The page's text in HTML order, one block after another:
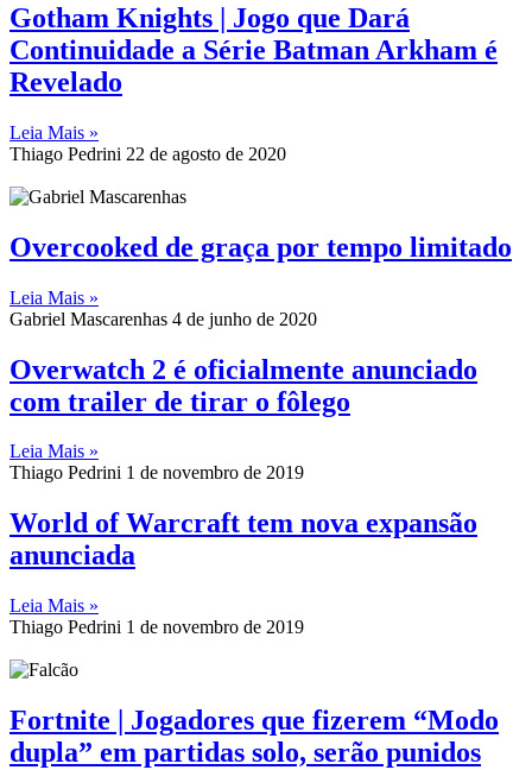
Gotham Knights | Jogo que Dará
Continuidade a Série Batman Arkham é
Revelado
Leia Mais »
Thiago Pedrini 22 de agosto de 2020
Overcooked de graça por tempo limitado
Leia Mais »
Gabriel Mascarenhas 4 de junho de 2020
Overwatch 2 é oficialmente anunciado
com trailer de tirar o fôlego
Leia Mais »
Thiago Pedrini 1 de novembro de 2019
World of Warcraft tem nova expansão
anunciada
Leia Mais »
Thiago Pedrini 1 de novembro de 2019
Fortnite | Jogadores que fizerem “Modo
dupla” em partidas solo, serão punidos